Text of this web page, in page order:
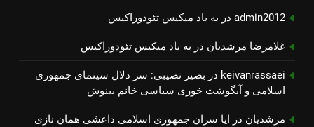
admin2012 در به یاد میكیس تئودوراكیس
غلامرضا مرشدیان در به یاد میكیس تئودوراكیس
keivanrassaei در بصیر نصیبی: سر دلال سینمای جمهوری
اسلامی و آبگوشت خوری سیاسی خانم بینوش
مرشدیان در ایا سران جمهوری اسلامی داعشی همان نازی